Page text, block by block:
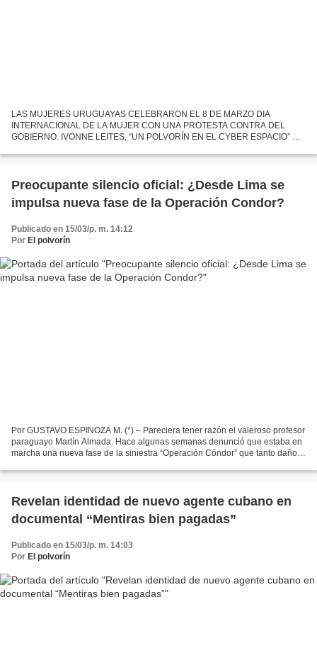
LAS MUJERES URUGUAYAS CELEBRARON EL 8 DE MARZO DIA
INTERNACIONAL DE LA MUJER CON UNA PROTESTA CONTRA DEL
GOBIERNO. IVONNE LEITES, “UN POLVORÍN EN EL CYBER ESPACIO” SE
PESAR DE LA DISTANCIA ESTUVO...
Preocupante silencio oficial: ¿Desde Lima se
impulsa nueva fase de la Operación Condor?
Publicado en 15/03/p. m. 14:12
Por El polvorín
Por GUSTAVO ESPINOZA M. (*) – Pareciera tener razón el valeroso profesor
paraguayo Martín Almada. Hace algunas semanas denunció que estaba en
marcha una nueva fase de la siniestra “Operación Cóndor” que tanto daño
Revelan identidad de nuevo agente cubano en
documental “Mentiras bien pagadas”
Publicado en 15/03/p. m. 14:03
Por El polvorín